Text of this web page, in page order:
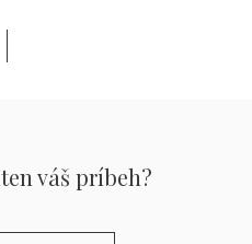
ten váš príbeh?